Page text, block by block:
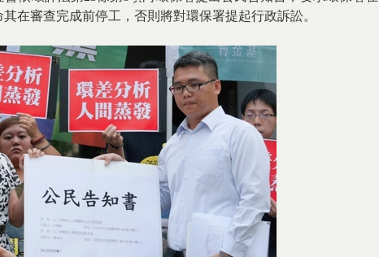
在審查完成前停工，否則將對環保署提起行政訴訟。